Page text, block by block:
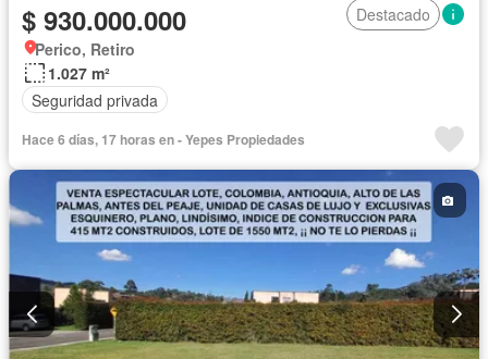
$ 930.000.000
Destacado
Perico, Retiro
1.027 m²
Seguridad privada
Hace 6 días, 17 horas en - Yepes Propiedades